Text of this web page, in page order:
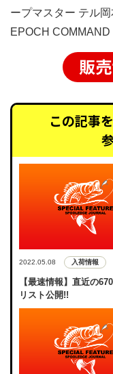
ープマスター テル
EPOCH
販
この記事
2022.05.08 入荷情報
【最速情報】直近の
リスト公開!!